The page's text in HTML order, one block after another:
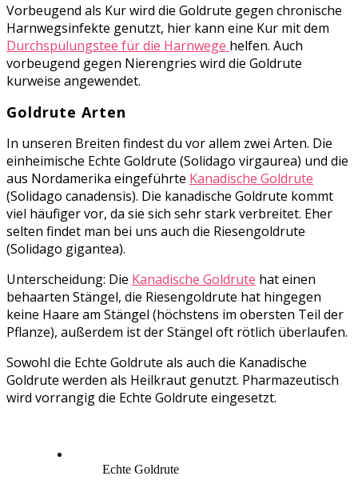
Vorbeugend als Kur wird die Goldrute gegen chronische
Harnwegsinfekte genutzt, hier kann eine Kur mit dem
Durchspülungstee für die Harnwege helfen. Auch
vorbeugend gegen Nierengries wird die Goldrute
kurweise angewendet.
Goldrute Arten
In unseren Breiten findest du vor allem zwei Arten. Die
einheimische Echte Goldrute (Solidago virgaurea) und die
aus Nordamerika eingeführte Kanadische Goldrute
(Solidago canadensis). Die kanadische Goldrute kommt
viel häufiger vor, da sie sich sehr stark verbreitet. Eher
selten findet man bei uns auch die Riesengoldrute
(Solidago gigantea).
Unterscheidung: Die Kanadische Goldrute hat einen
behaarten Stängel, die Riesengoldrute hat hingegen
keine Haare am Stängel (höchstens im obersten Teil der
Pflanze), außerdem ist der Stängel oft rötlich überlaufen.
Sowohl die Echte Goldrute als auch die Kanadische
Goldrute werden als Heilkraut genutzt. Pharmazeutisch
wird vorrangig die Echte Goldrute eingesetzt.
Echte Goldrute